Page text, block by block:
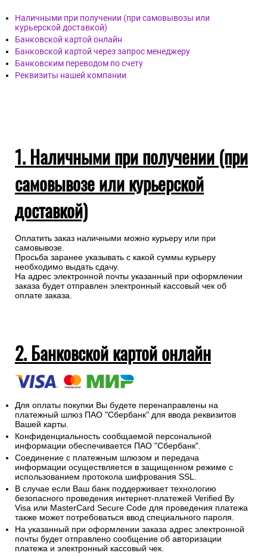
Наличными при получении (при самовывозы или
курьерской доставкой)
Банковской картой онлайн
Банковской картой через запрос менеджеру
Банковским переводом по счету
Реквизиты нашей компании
1. Наличными при получении (при
самовывозе или курьерской
доставкой)
Оплатить заказ наличными можно курьеру или при
самовывозе.
Просьба заранее указывать с какой суммы курьеру
необходимо выдать сдачу.
На адрес электронной почты указанный при оформлении
заказа будет отправлен электронный кассовый чек об
оплате заказа.
2. Банковской картой онлайн
Для оплаты покупки Вы будете перенаправлены на
платежный шлюз ПАО "Сбербанк" для ввода реквизитов
Вашей карты.
Конфиденциальность сообщаемой персональной
информации обеспечивается ПАО "Сбербанк".
Соединение с платежным шлюзом и передача
информации осуществляется в защищенном режиме с
использованием протокола шифрования SSL.
В случае если Ваш банк поддерживает технологию
безопасного проведения интернет-платежей Verified By
Visa или MasterCard Secure Code для проведения платежа
также может потребоваться ввод специального пароля.
На указанный при оформлении заказа адрес электронной
почты будет отправлено сообщение об авторизации
платежа и электронный кассовый чек.